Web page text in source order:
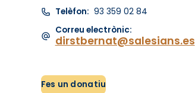
Telèfon: 93 359 02 84
Correu electrònic:
dirstbernat@salesians.es
Fes un donatiu